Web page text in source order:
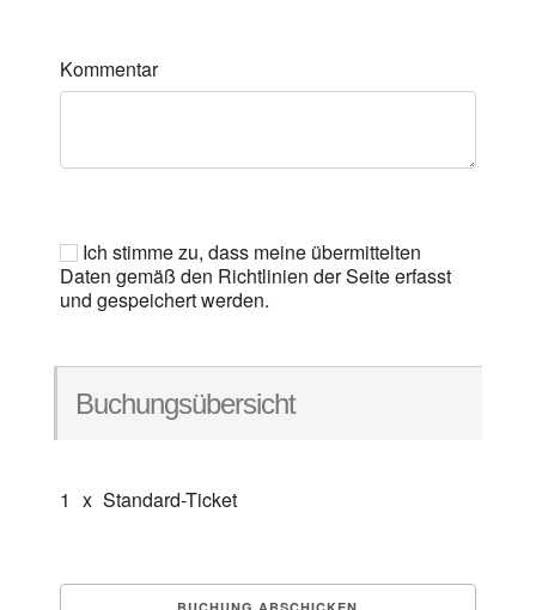
Kommentar
Ich stimme zu, dass meine übermittelten
Daten gemäß den Richtlinien der Seite erfasst
und gespeichert werden.
Buchungsübersicht
1 x Standard-Ticket